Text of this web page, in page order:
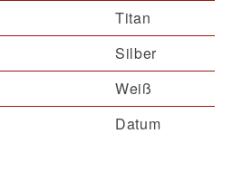
Titan
Silber
Weiß
Datum